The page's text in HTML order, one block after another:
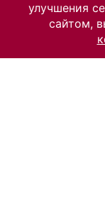
улучшения
сайтом,